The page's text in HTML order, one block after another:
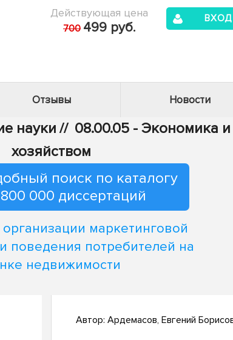
Действующая цена
700 499 руб.
ВХОД
Отзывы Новости
науки // 08.00.05 - Экономика
хозяйством
поиск по каталогу
000 диссертаций
маркетинговой
поведения потребителей на
недвижимости
Автор: Ардемасов, Евгений